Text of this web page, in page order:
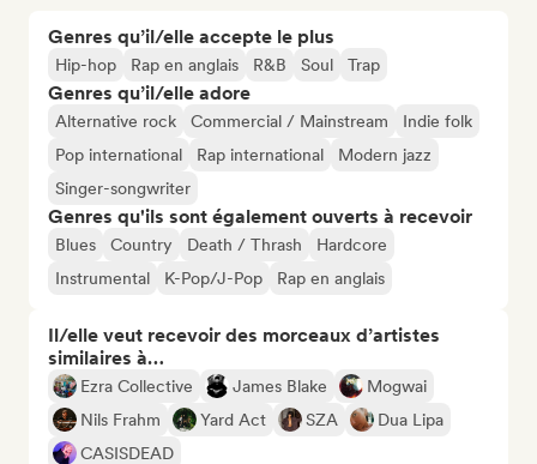
Genres qu’il/elle accepte le plus
Hip-hop Rap en anglais R&B Soul Trap
Genres qu’il/elle adore
Alternative rock Commercial / Mainstream
Indie folk
Pop international
Rap international
Modern jazz
Singer-songwriter
Genres qu'ils sont également ouverts à recevoir
Blues Country Death / Thrash
Hardcore
Instrumental
K-Pop/J-Pop Rap en anglais
Il/elle veut recevoir des morceaux d’artistes
similaires à…
Ezra Collective James Blake
Mogwai
Nils Frahm
Yard Act SZA
Dua Lipa
CASISDEAD